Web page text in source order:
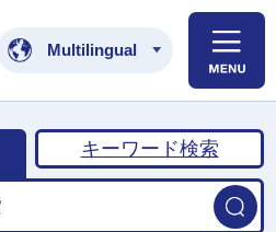
土浦市公式ホームペ
Multilingual
キーワード検索